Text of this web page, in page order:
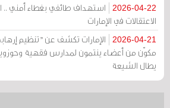
2026-04-22
استهداف طائفي بغطاء أمني ..
الاعتقالات في الإمارات
2026-04-21
الإمارات تكشف عن "تنظيم
مكوّن من أعضاء ينتمون لمدارس فقهية
يطال الشيعة